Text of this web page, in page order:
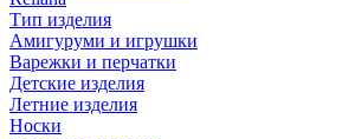
Тип изделия
Амигуруми и игрушки
Варежки и перчатки
Детские изделия
Летние изделия
Носки